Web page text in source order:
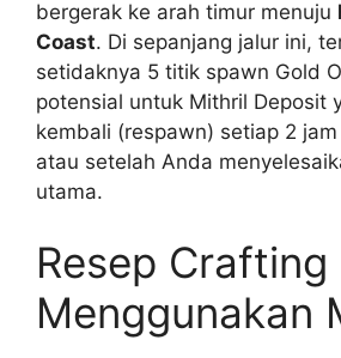
bergerak ke arah timur menuju
Coast. Di sepanjang jalur ini,
setidaknya 5 titik spawn Gold
potensial untuk Mithril Deposit
kembali (respawn) setiap 2
atau setelah Anda
utama.
Resep Crafting
Menggunakan